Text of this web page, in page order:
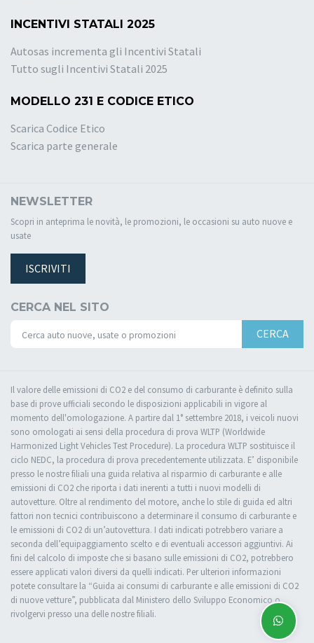
INCENTIVI STATALI 2025
Autosas incrementa gli Incentivi Statali
Tutto sugli Incentivi Statali 2025
MODELLO 231 E CODICE ETICO
Scarica Codice Etico
Scarica parte generale
NEWSLETTER
Scopri in anteprima le novità, le promozioni, le occasioni su auto nuove e
usate
ISCRIVITI
CERCA NEL SITO
CERCA
Il valore delle emissioni di CO2 e del consumo di carburante è definito sulla
base di prove ufficiali secondo le disposizioni applicabili in vigore al
momento dell'omologazione. A partire dal 1° settembre 2018, i veicoli nuovi
sono omologati ai sensi della procedura di prova WLTP (Worldwide
Harmonized Light Vehicles Test Procedure). La procedura WLTP sostituisce il
ciclo NEDC, la procedura di prova precedentemente utilizzata. E’ disponibile
presso le nostre filiali una guida relativa al risparmio di carburante e alle
emissioni di CO2 che riporta i dati inerenti a tutti i nuovi modelli di
autovetture. Oltre al rendimento del motore, anche lo stile di guida ed altri
fattori non tecnici contribuiscono a determinare il consumo di carburante e
le emissioni di CO2 di un’autovettura. I dati indicati potrebbero variare a
seconda dell’equipaggiamento scelto e di eventuali accessori aggiuntivi. Ai
fini del calcolo di imposte che si basano sulle emissioni di CO2, potrebbero
essere applicati valori diversi da quelli indicati. Per ulteriori informazioni
potete consultare la “Guida ai consumi di carburante e alle emissioni di CO2
di nuove vetture”, pubblicata dal Ministero dello Sviluppo Economico o
rivolgervi presso una delle nostre filiali.